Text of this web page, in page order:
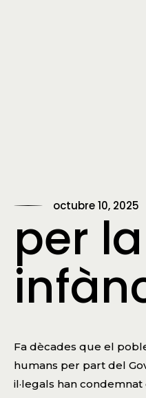
octubre 10, 2025
per
Fa dècades que el
humans per part del
il·legals han